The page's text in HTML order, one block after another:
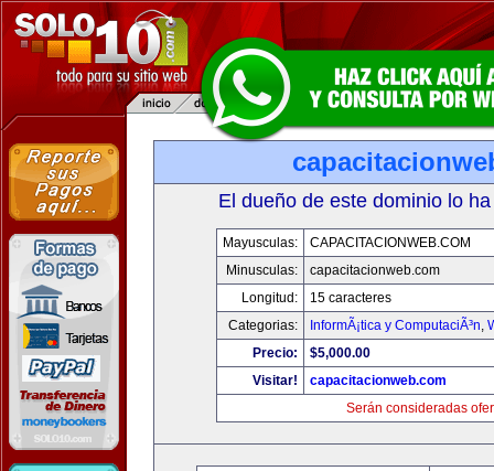
El dueño de este dominio lo
Mayusculas:
CAPACITACIONWEB.COM
Minusculas:
capacitacionweb.com
Longitud:
15 caracteres
Categorias:
InformÃ¡tica y ComputaciÃ³n,
Precio:
$5,000.00
Visitar!
capacitacionweb.com
Serán consideradas